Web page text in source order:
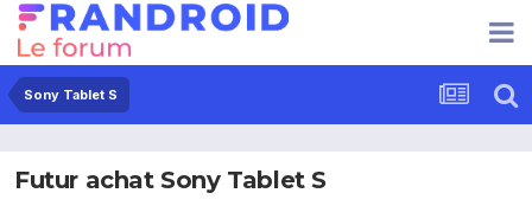
Sony Tablet S
Futur achat Sony Tablet S